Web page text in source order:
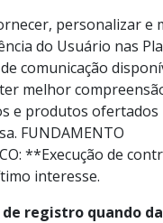
personalizar e
do Usuário nas
comunicação
melhor
e produtos ofertados
FUNDAMENTO
**Execução de
interesse.
de registro quando